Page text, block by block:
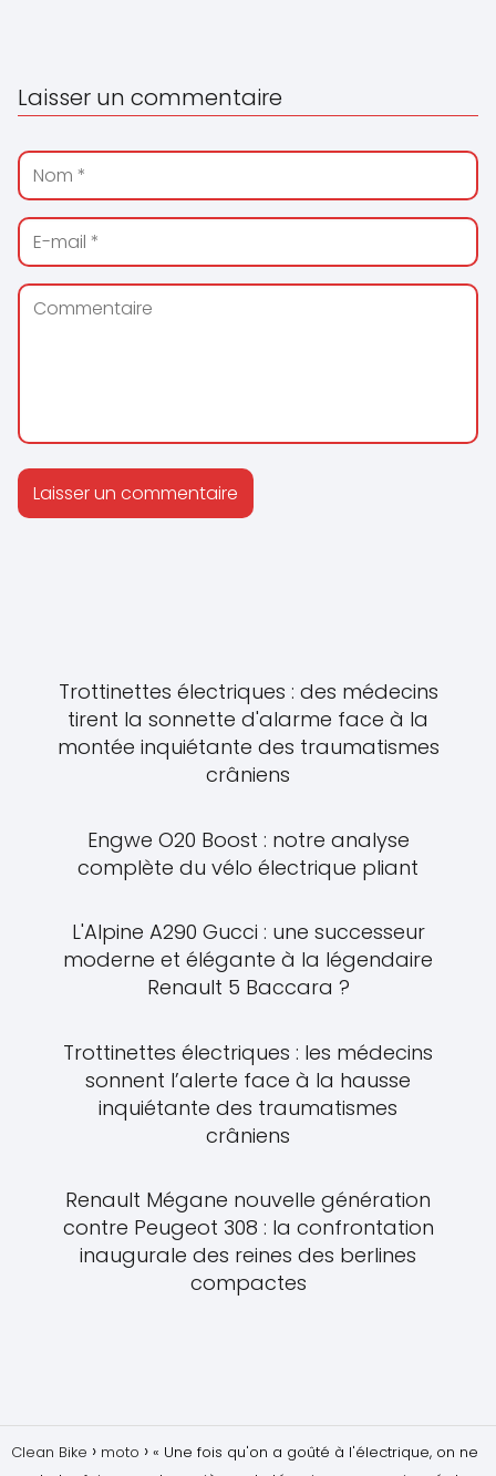
Laisser un commentaire
Trottinettes électriques : des médecins
tirent la sonnette d'alarme face à la
montée inquiétante des traumatismes
crâniens
Engwe O20 Boost : notre analyse
complète du vélo électrique pliant
L'Alpine A290 Gucci : une successeur
moderne et élégante à la légendaire
Renault 5 Baccara ?
Trottinettes électriques : les médecins
sonnent l’alerte face à la hausse
inquiétante des traumatismes
crâniens
Renault Mégane nouvelle génération
contre Peugeot 308 : la confrontation
inaugurale des reines des berlines
compactes
Clean Bike moto
« Une fois qu'on a goûté à l'électrique, on ne